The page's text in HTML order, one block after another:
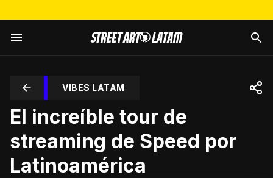
VIBES LATAM
El increíble tour de
streaming de Speed por
Latinoamérica